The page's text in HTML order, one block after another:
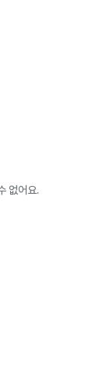
없어요.